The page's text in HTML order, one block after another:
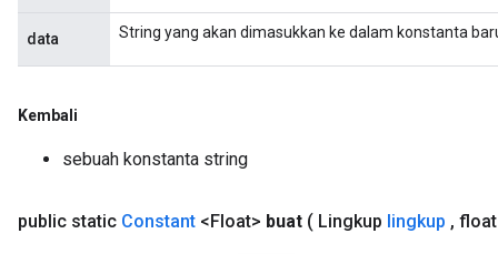
data String yang akan dimasukkan ke dalam konstanta
Kembali
sebuah konstanta string
public static Constant <Float> buat ( Lingkup lingkup ,